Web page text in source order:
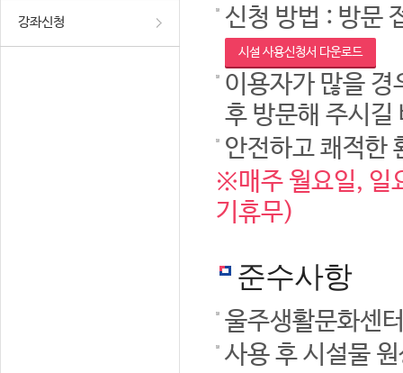
강좌신청
신청 방법 : 방문
시설 사용신청서 다운로드
이용자가 많을 경
후 방문해 주시길
안전하고 쾌적한
※매주 월요일, 일
기휴무)
준수사항
울주생활문화센
사용 후 시설물